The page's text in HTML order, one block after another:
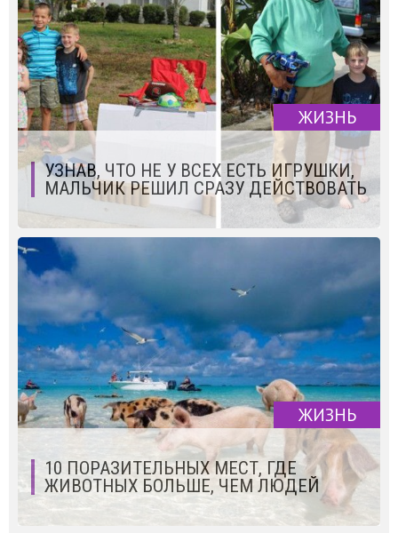
ЖИЗНЬ
УЗНАВ, ЧТО НЕ У ВСЕХ ЕСТЬ ИГРУШКИ,
МАЛЬЧИК РЕШИЛ СРАЗУ ДЕЙСТВОВАТЬ
ЖИЗНЬ
10 ПОРАЗИТЕЛЬНЫХ МЕСТ, ГДЕ
ЖИВОТНЫХ БОЛЬШЕ, ЧЕМ ЛЮДЕЙ